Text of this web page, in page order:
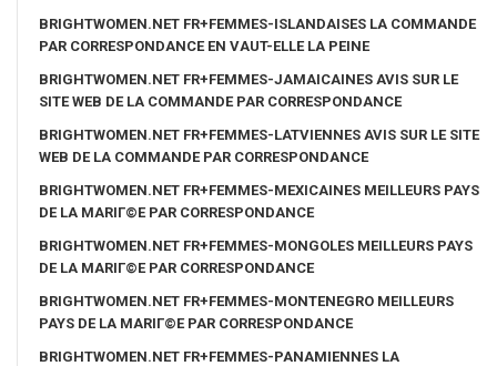
BRIGHTWOMEN.NET FR+FEMMES-ISLANDAISES LA COMMANDE
PAR CORRESPONDANCE EN VAUT-ELLE LA PEINE
BRIGHTWOMEN.NET FR+FEMMES-JAMAICAINES AVIS SUR LE
SITE WEB DE LA COMMANDE PAR CORRESPONDANCE
BRIGHTWOMEN.NET FR+FEMMES-LATVIENNES AVIS SUR LE SITE
WEB DE LA COMMANDE PAR CORRESPONDANCE
BRIGHTWOMEN.NET FR+FEMMES-MEXICAINES MEILLEURS PAYS
DE LA MARIГ©E PAR CORRESPONDANCE
BRIGHTWOMEN.NET FR+FEMMES-MONGOLES MEILLEURS PAYS
DE LA MARIГ©E PAR CORRESPONDANCE
BRIGHTWOMEN.NET FR+FEMMES-MONTENEGRO MEILLEURS
PAYS DE LA MARIГ©E PAR CORRESPONDANCE
BRIGHTWOMEN.NET FR+FEMMES-PANAMIENNES LA